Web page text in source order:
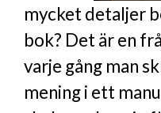
mycket detaljer
bok? Det är en
varje gång man
mening i ett